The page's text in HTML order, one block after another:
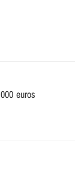
euros